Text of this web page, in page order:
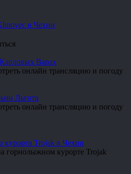
в Чехии
Варах
онлайн трансляцию и погоду
Льгота
онлайн трансляцию и погоду
курорта Trojak в Чехии
горнолыжном курорте Trojak